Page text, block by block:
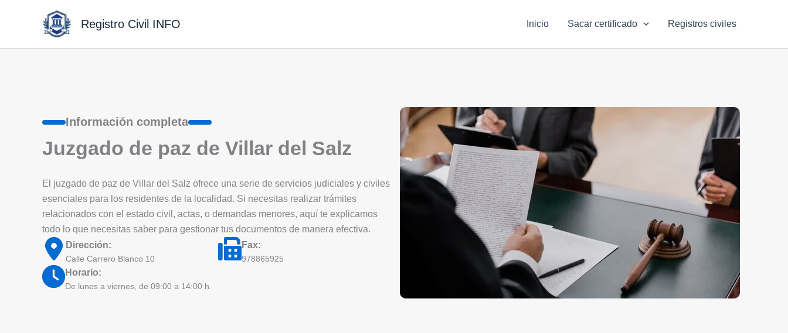
Registro Civil INFO Inicio Sacar certificado Registros civiles
Información completa
Juzgado de paz de Villar del Salz
El juzgado de paz de Villar del Salz ofrece una serie de servicios judiciales y civiles
esenciales para los residentes de la localidad. Si necesitas realizar trámites
relacionados con el estado civil, actas, o demandas menores, aquí te explicamos
todo lo que necesitas saber para gestionar tus documentos de manera efectiva.
Dirección:
Calle Carrero Blanco 10
Fax:
978865925
Horario:
De lunes a viernes, de 09:00 a 14:00 h.